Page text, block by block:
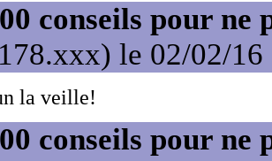
conseils pour ne
le 02/02/16
la veille!
conseils pour ne